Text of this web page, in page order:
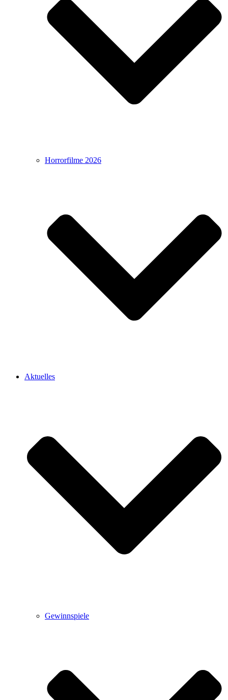
Horrorfilme 2026
Aktuelles
Gewinnspiele